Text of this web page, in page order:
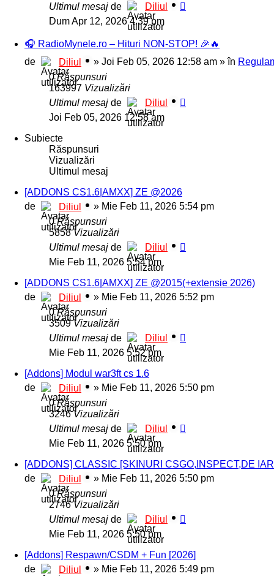
Ultimul mesaj de
Diliul
Dum Apr 12, 2026 4:39 pm
🎧 RadioMynele.ro – Hituri NON-STOP! 🎉🔥
de
Diliul » Joi Feb 05, 2026 12:58 am » în
0Răspunsuri
163997 Vizualizări
Ultimul mesaj de
Diliul
Joi Feb 05, 2026 12:58 am
Subiecte
Răspunsuri
Vizualizări
Ultimul mesaj
[ADDONS CS1.6|AMXX] ZE @2026
de
Diliul » Mie Feb 11, 2026 5:54 pm
0Răspunsuri
5858Vizualizări
Ultimul mesaj de
Diliul
Mie Feb 11, 2026 5:54 pm
[ADDONS CS1.6|AMXX] ZE @2015(+extensie 2026)
de
Diliul » Mie Feb 11, 2026 5:52 pm
0Răspunsuri
3509Vizualizări
Ultimul mesaj de
Diliul
Mie Feb 11, 2026 5:52 pm
[Addons] Modul war3ft cs 1.6
de
Diliul » Mie Feb 11, 2026 5:50 pm
0Răspunsuri
3246Vizualizări
Ultimul mesaj de
Diliul
Mie Feb 11, 2026 5:50 pm
[ADDONS] CLASSIC [SKINURI CSGO,INSPECT,DE
de
Diliul » Mie Feb 11, 2026 5:50 pm
0Răspunsuri
2746Vizualizări
Ultimul mesaj de
Diliul
Mie Feb 11, 2026 5:50 pm
[Addons] Respawn/CSDM + Fun [2026]
de
Diliul » Mie Feb 11, 2026 5:49 pm